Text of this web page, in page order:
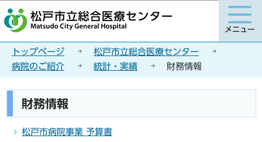
こ
の
の
先
で
メニュー
トップページ
松戸市立総合医療センター
病院のご紹介
統計・実績 財務情報
財務情報
松戸市病院事業 予算書